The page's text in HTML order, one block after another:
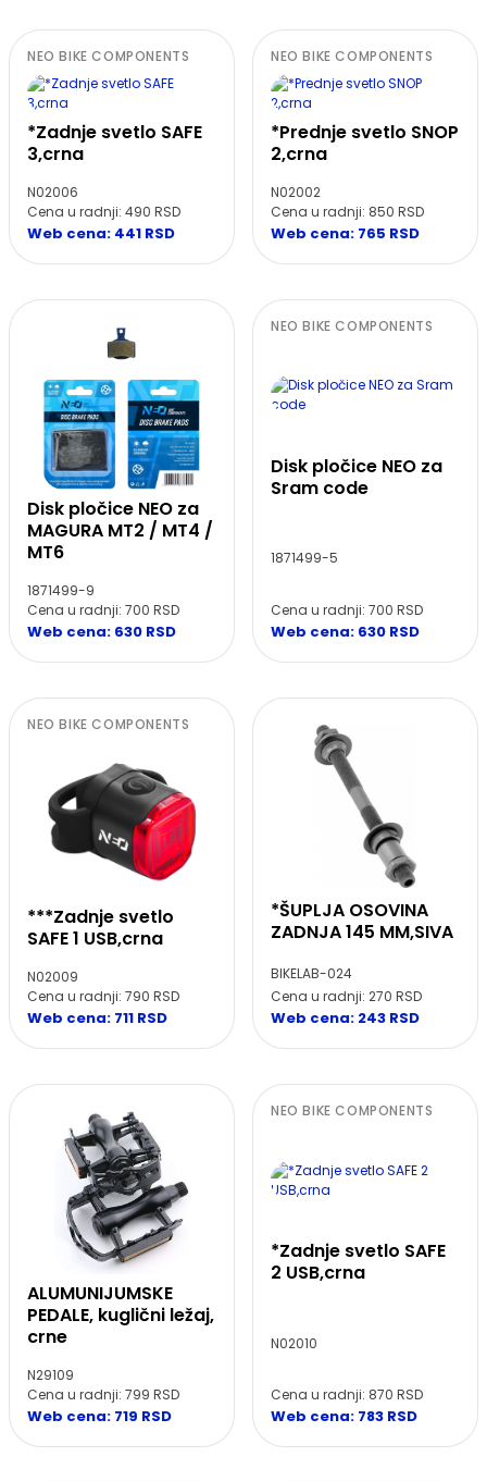
NEO BIKE COMPONENTS
*Zadnje svetlo SAFE
3,crna
N02006
Cena u radnji: 490 RSD
Web cena: 441 RSD
NEO BIKE COMPONENTS
*Prednje svetlo SNOP
2,crna
N02002
Cena u radnji: 850 RSD
Web cena: 765 RSD
Disk pločice NEO za
MAGURA MT2 / MT4 /
MT6
1871499-9
Cena u radnji: 700 RSD
Web cena: 630 RSD
NEO BIKE COMPONENTS
Disk pločice NEO za
Sram code
1871499-5
Cena u radnji: 700 RSD
Web cena: 630 RSD
NEO BIKE COMPONENTS
***Zadnje svetlo
SAFE 1 USB,crna
N02009
Cena u radnji: 790 RSD
Web cena: 711 RSD
*ŠUPLJA OSOVINA
ZADNJA 145 MM,SIVA
BIKELAB-024
Cena u radnji: 270 RSD
Web cena: 243 RSD
ALUMUNIJUMSKE
PEDALE, kuglični ležaj,
crne
N29109
Cena u radnji: 799 RSD
Web cena: 719 RSD
NEO BIKE COMPONENTS
*Zadnje svetlo SAFE
2 USB,crna
N02010
Cena u radnji: 870 RSD
Web cena: 783 RSD